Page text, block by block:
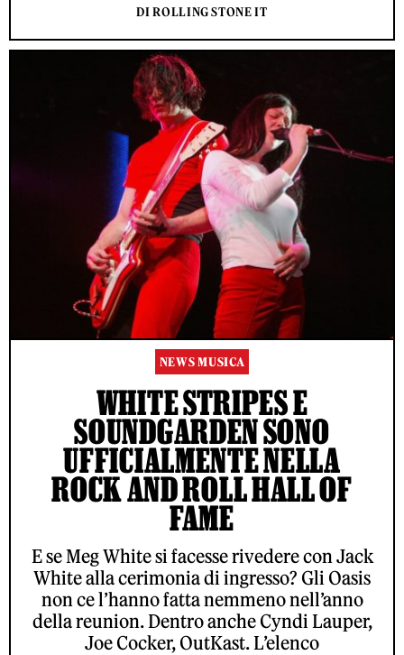
DI ROLLING STONE IT
NEWS MUSICA
WHITE STRIPES E
SOUNDGARDEN SONO
UFFICIALMENTE NELLA
ROCK AND ROLL HALL OF
FAME
E se Meg White si facesse rivedere con Jack
White alla cerimonia di ingresso? Gli Oasis
non ce l’hanno fatta nemmeno nell’anno
della reunion. Dentro anche Cyndi Lauper,
Joe Cocker, OutKast. L’elenco